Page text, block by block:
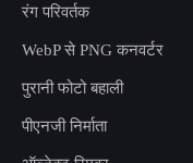
रंग परिवर्तक
WebP से PNG कनवर्टर
पुरानी फोटो बहाली
पीएनजी निर्माता